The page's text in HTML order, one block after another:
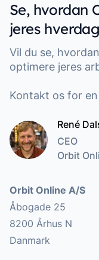
Se, hvordan
jeres hverdag
Vil du se,
optimere jeres
Kontakt os for
René
CEO
Orbit
Addresse
Orbit Online A/S
Åbogade 25
8200 Århus N
Danmark